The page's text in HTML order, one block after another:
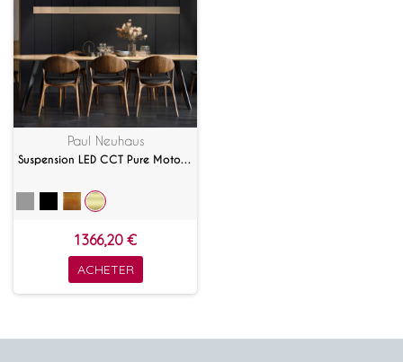
Paul Neuhaus
Suspension LED CCT Pure Moto-Rise avec télécommande
1 366,20 €
ACHETER